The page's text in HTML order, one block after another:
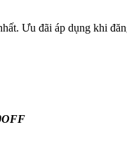
Ưu đãi áp dụng khi